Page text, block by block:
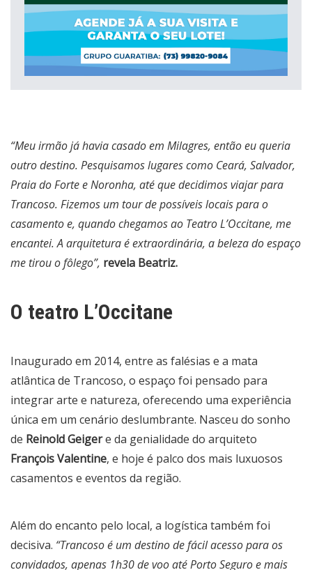
“Meu irmão já havia casado em Milagres, então eu queria
outro destino. Pesquisamos lugares como Ceará, Salvador,
Praia do Forte e Noronha, até que decidimos viajar para
Trancoso. Fizemos um tour de possíveis locais para o
casamento e, quando chegamos ao Teatro L’Occitane, me
encantei. A arquitetura é extraordinária, a beleza do espaço
me tirou o fôlego”, revela Beatriz.
O teatro L’Occitane
Inaugurado em 2014, entre as falésias e a mata
atlântica de Trancoso, o espaço foi pensado para
integrar arte e natureza, oferecendo uma experiência
única em um cenário deslumbrante. Nasceu do sonho
de Reinold Geigere da genialidade do arquiteto
François Valentine, e hoje é palco dos mais luxuosos
casamentos e eventos da região.
Além do encanto pelo local, a logística também foi
decisiva. “Trancoso é um destino de fácil acesso para os
convidados, apenas 1h30 de voo até Porto Seguro e mais